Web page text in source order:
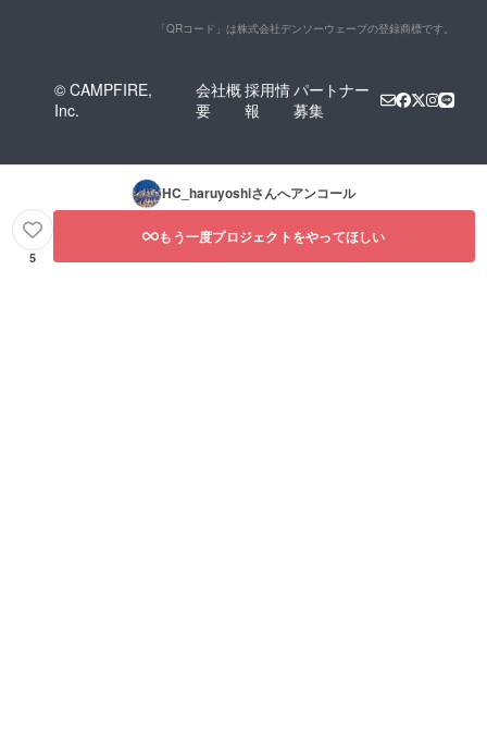
「QRコード」は株式会社デンソーウェーブの登録商標です。
© CAMPFIRE,
Inc.
会社概
要
採用情
報
パートナー
募集
HC_haruyoshiさんへアンコール
5
もう一度プロジェクトをやってほしい